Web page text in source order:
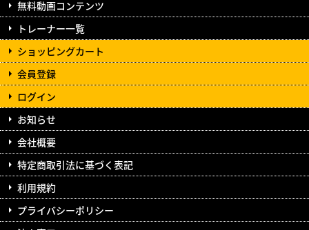
無料動画コンテンツ
トレーナー一覧
ショッピングカート
会員登録
ログイン
お知らせ
会社概要
特定商取引法に基づく表記
利用規約
プライバシーポリシー